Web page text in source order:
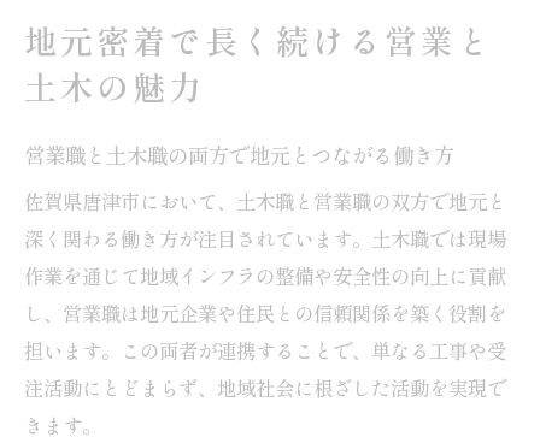
地元密着で長く続ける営業と
土木の魅力
営業職と土木職の両方で地元とつながる働き方
佐賀県唐津市において、土木職と営業職の双方で地元と
深く関わる働き方が注目されています。土木職では現場
作業を通じて地域インフラの整備や安全性の向上に貢献
し、営業職は地元企業や住民との信頼関係を築く役割を
担います。この両者が連携することで、単なる工事や受
注活動にとどまらず、地域社会に根ざした活動を実現で
きます。